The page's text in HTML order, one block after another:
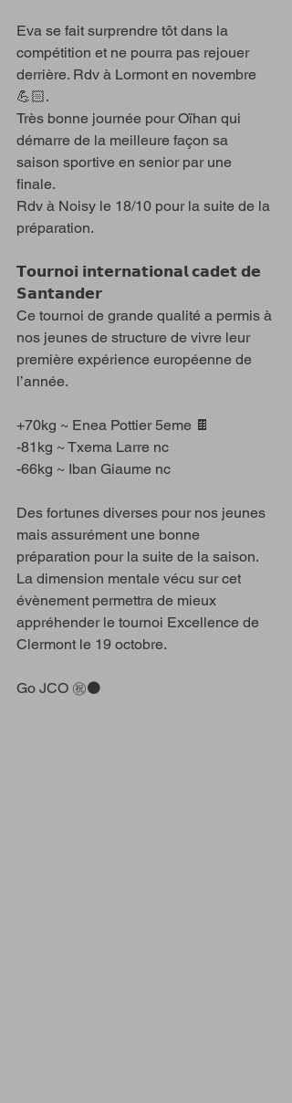
Eva se fait surprendre tôt dans la
compétition et ne pourra pas rejouer
derrière. Rdv à Lormont en novembre
💪🏻.
Très bonne journée pour Oïhan qui
démarre de la meilleure façon sa
saison sportive en senior par une
finale.
Rdv à Noisy le 18/10 pour la suite de la
préparation.
𝗧𝗼𝘂𝗿𝗻𝗼𝗶 𝗶𝗻𝘁𝗲𝗿𝗻𝗮𝘁𝗶𝗼𝗻𝗮𝗹 𝗰𝗮𝗱𝗲𝘁 𝗱𝗲
𝗦𝗮𝗻𝘁𝗮𝗻𝗱𝗲𝗿
Ce tournoi de grande qualité a permis à
nos jeunes de structure de vivre leur
première expérience européenne de
l’année.
+70kg ~ Enea Pottier 5eme 🍫
-81kg ~ Txema Larre nc
-66kg ~ Iban Giaume nc
Des fortunes diverses pour nos jeunes
mais assurément une bonne
préparation pour la suite de la saison.
La dimension mentale vécu sur cet
évènement permettra de mieux
appréhender le tournoi Excellence de
Clermont le 19 octobre.
Go JCO ㊗️⚫️